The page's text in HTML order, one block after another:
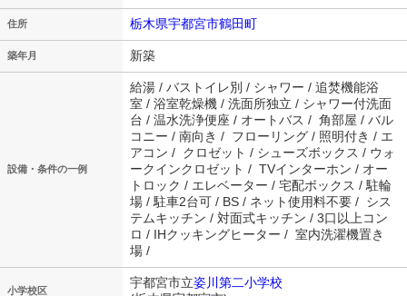
住所 栃木県宇都宮市鶴田町
築年月 新築
設備・条件の一例
給湯 / バストイレ別 / シャワー / 追焚機能浴
室 / 浴室乾燥機 / 洗面所独立 / シャワー付洗面
台 / 温水洗浄便座 / オートバス / 角部屋 / バル
コニー / 南向き / フローリング / 照明付き / エ
アコン / クロゼット / シューズボックス / ウォ
ークインクロゼット / TVインターホン / オー
トロック / エレベーター / 宅配ボックス / 駐輪
場 / 駐車2台可 / BS / ネット使用料不要 / シス
テムキッチン / 対面式キッチン / 3口以上コン
ロ / IHクッキングヒーター / 室内洗濯機置き
場 /
小学校区
宇都宮市立姿川第二小学校